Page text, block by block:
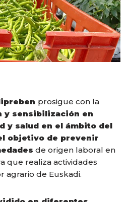
prosigue con la
y sensibilización en
y salud en el ámbito del
objetivo de prevenir
de origen laboral en
que realiza actividades
agrario de Euskadi.